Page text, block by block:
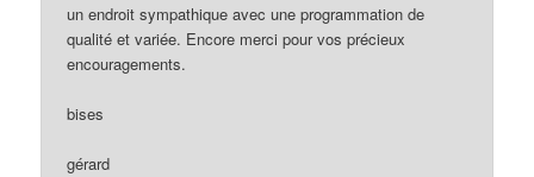
un endroit sympathique avec une programmation de
qualité et variée. Encore merci pour vos précieux
encouragements.
bises
gérard